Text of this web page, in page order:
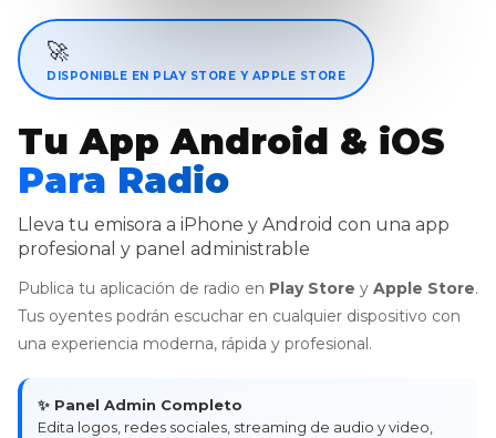
🚀
DISPONIBLE EN PLAY STORE Y APPLE STORE
Tu App Android & iOS
Para Radio
Lleva tu emisora a iPhone y Android con una app
profesional y panel administrable
Publica tu aplicación de radio en Play Store y Apple Store.
Tus oyentes podrán escuchar en cualquier dispositivo con
una experiencia moderna, rápida y profesional.
✨ Panel Admin Completo
Edita logos, redes sociales, streaming de audio y video,